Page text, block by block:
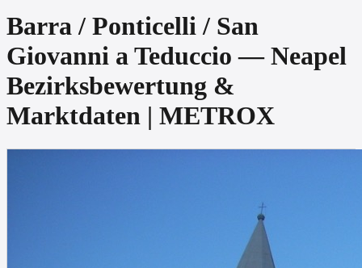
Barra / Ponticelli / San
Giovanni a Teduccio — Neapel
Bezirksbewertung &
Marktdaten | METROX